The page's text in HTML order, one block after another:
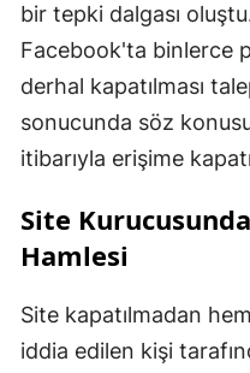
bir tepki dalgası
Facebook'ta binlerce
derhal kapatılması
sonucunda söz
itibarıyla erişime
Site
Hamlesi
Site kapatılmadan
iddia edilen kişi